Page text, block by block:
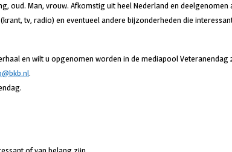
oud. Man, vrouw. Afkomstig uit heel Nederland en
tv, radio) en eventueel andere bijzonderheden die
en wilt u opgenomen worden in de mediapool
.